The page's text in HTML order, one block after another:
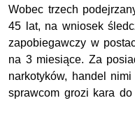
Wobec trzech
45 lat, na wniosek
zapobiegawczy w
na 3 miesiące. Za
narkotyków, handel
sprawcom grozi kara